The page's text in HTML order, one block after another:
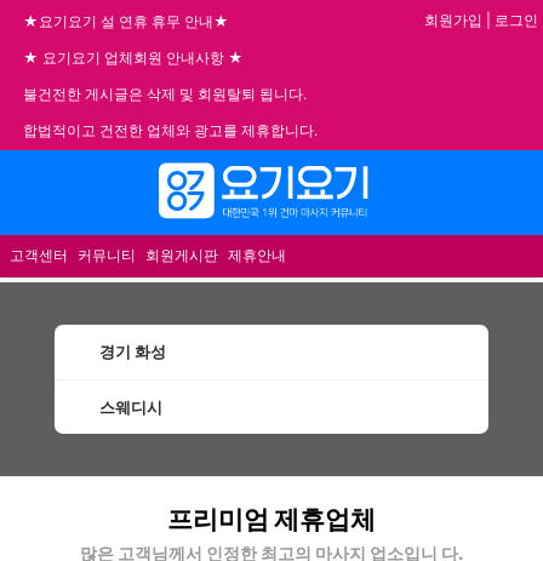
★요기요기 설 연휴 휴무 안내★
★ 요기요기 업체회원 안내사항 ★
불건전한 게시글은 삭제 및 회원탈퇴 됩니다.
합법적이고 건전한 업체와 광고를 제휴합니다.
회원가입 로그인
고객센터 커뮤니티 회원게시판 제휴안내
경기 화성
스웨디시
프리미엄 제휴업체
많은 고객님께서 인정한 최고의 마사지 업소입니 다.